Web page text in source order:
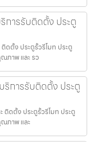
การรับติดตั้ง ประตู
ดตั้ง ประตูรั้วรีโมท ประตู
ภาพ และ รว
การรับติดตั้ง ประตู
ดตั้ง ประตูรั้วรีโมท ประตู
ภาพ และ